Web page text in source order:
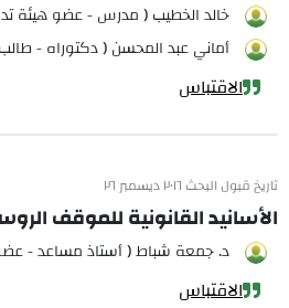
خالد الخطيب ( مدرس - عضو هيئة
أماني عبد المحسن ( دكتوراه -
الاقتباس
تاريخ قبول البحث ٢٠١٦ ديسمبر ٢٦
الأسانيد القانونية للموقف
د. جمعة شباط ( أستاذ مساعد -
الاقتباس